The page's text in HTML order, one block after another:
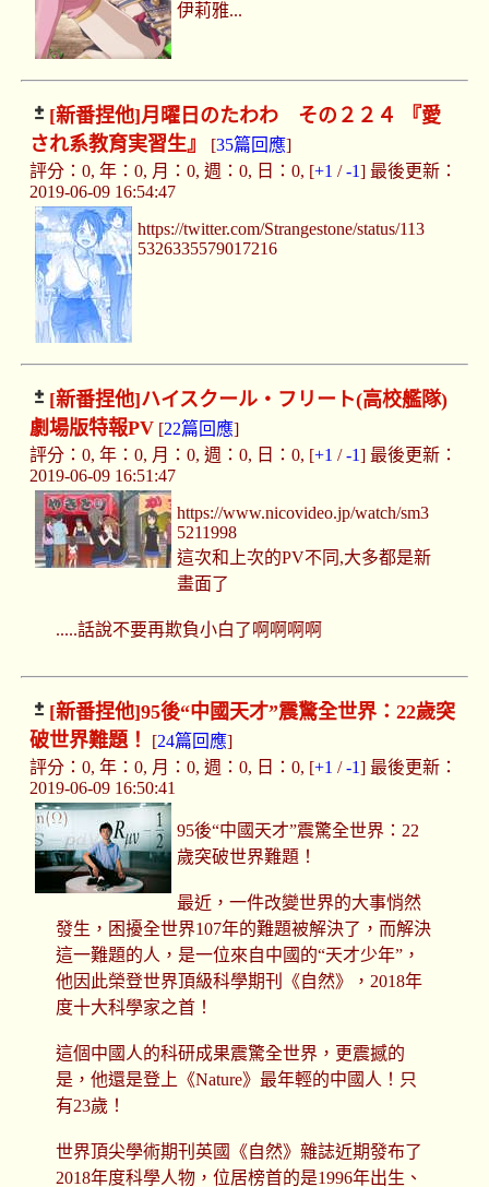
伊莉雅...
[新番捏他]月曜日のたわわ その２２４ 『愛
され系教育実習生』
[35篇回應]
評分：0, 年：0, 月：0, 週：0, 日：0, [+1 /-1] 最後更新：
2019-06-09 16:54:47
https://twitter.com/Strangestone/status/113
5326335579017216
[新番捏他]ハイスクール・フリート(高校艦隊)
劇場版特報PV[22篇回應]
評分：0, 年：0, 月：0, 週：0, 日：0, [+1 /-1] 最後更新：
2019-06-09 16:51:47
https://www.nicovideo.jp/watch/sm3
5211998
這次和上次的PV不同,大多都是新
畫面了
.....話說不要再欺負小白了啊啊啊啊
[新番捏他]95後“中國天才”震驚全世界：22歲突
破世界難題！
[24篇回應]
評分：0, 年：0, 月：0, 週：0, 日：0, [+1 /-1] 最後更新：
2019-06-09 16:50:41
95後“中國天才”震驚全世界：22
歲突破世界難題！
最近，一件改變世界的大事悄然
發生，困擾全世界107年的難題被解決了，而解決
這一難題的人，是一位來自中國的“天才少年”，
他因此榮登世界頂級科學期刊《自然》，2018年
度十大科學家之首！
這個中國人的科研成果震驚全世界，更震撼的
是，他還是登上《Nature》最年輕的中國人！只
有23歲！
世界頂尖學術期刊英國《自然》雜誌近期發布了
2018年度科學人物，位居榜首的是1996年出生、